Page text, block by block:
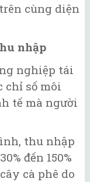
cùng diện
nhập
nghiệp tái
chỉ số môi
tế mà người
thu nhập
đến 150%
cà phê do